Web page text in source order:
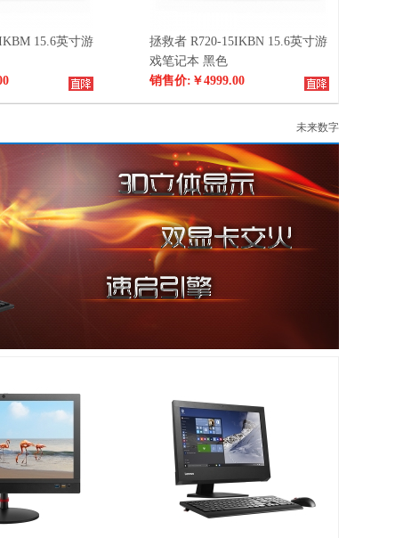
15.6英寸游
拯救者 R720-15IKBN 15.6英寸游
戏笔记本 黑色
销售价: ￥4999.00
未来数字